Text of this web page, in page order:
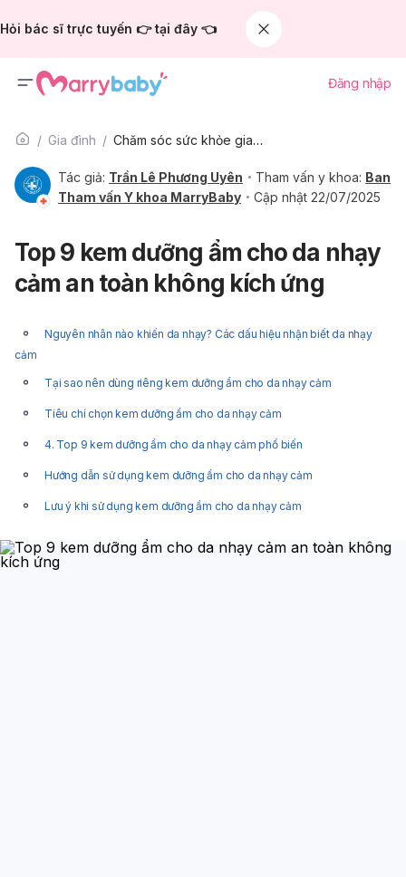
Hỏi bác sĩ trực tuyến 👉 tại đây 👈
Đăng nhập
Gia đình Chăm sóc sức khỏe gia đình
Tác giả: Trần Lê Phương Uyên Tham vấn y khoa: Ban
Tham vấn Y khoa MarryBaby
Cập nhật 22/07/2025
Top 9 kem dưỡng ẩm cho da nhạy
cảm an toàn không kích ứng
Nguyên nhân nào khiến da nhạy? Các dấu hiệu nhận biết da nhạy
cảm
Tại sao nên dùng riêng kem dưỡng ẩm cho da nhạy cảm
Tiêu chí chọn kem dưỡng ẩm cho da nhạy cảm
4. Top 9 kem dưỡng ẩm cho da nhạy cảm phổ biến
Hướng dẫn sử dụng kem dưỡng ẩm cho da nhạy cảm
Lưu ý khi sử dụng kem dưỡng ẩm cho da nhạy cảm